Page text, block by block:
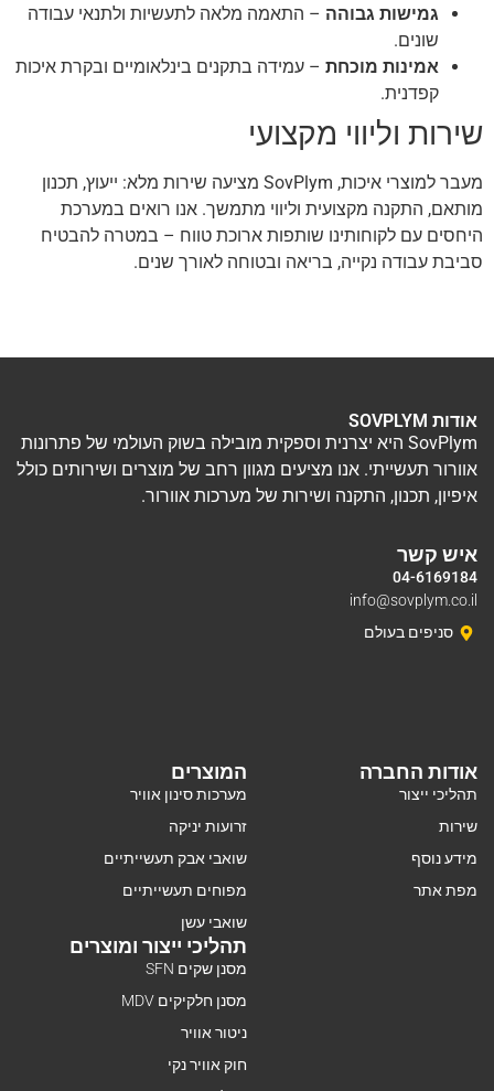
גמישות גבוהה – התאמה מלאה לתעשיות ולתנאי עבודה
שונים.
אמינות מוכחת – עמידה בתקנים בינלאומיים ובקרת איכות
קפדנית.
שירות וליווי מקצועי
מעבר למוצרי איכות, SovPlym מציעה שירות מלא: ייעוץ, תכנון
מותאם, התקנה מקצועית וליווי מתמשך. אנו רואים במערכת
היחסים עם לקוחותינו שותפות ארוכת טווח – במטרה להבטיח
סביבת עבודה נקייה, בריאה ובטוחה לאורך שנים.
אודות SOVPLYM
SovPlym היא יצרנית וספקית מובילה בשוק העולמי של פתרונות
אוורור תעשייתי. אנו מציעים מגוון רחב של מוצרים ושירותים כולל
איפיון, תכנון, התקנה ושירות של מערכות אוורור.
המוצרים
מערכות סינון אוויר
זרועות יניקה
שואבי אבק תעשייתיים
מפוחים תעשייתיים
שואבי עשן
אודות החברה
תהליכי ייצור
שירות
מידע נוסף
מפת אתר
תהליכי ייצור ומוצרים
מסנן שקים SFN
מסנן חלקיקים MDV
ניטור אוויר
חוק אוויר נקי
איש קשר
04-6169184
info@sovplym.co.il
סניפים בעולם